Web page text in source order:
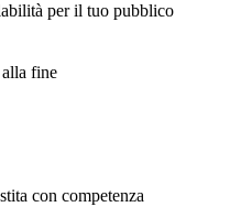
per il tuo pubblico
fine
con competenza